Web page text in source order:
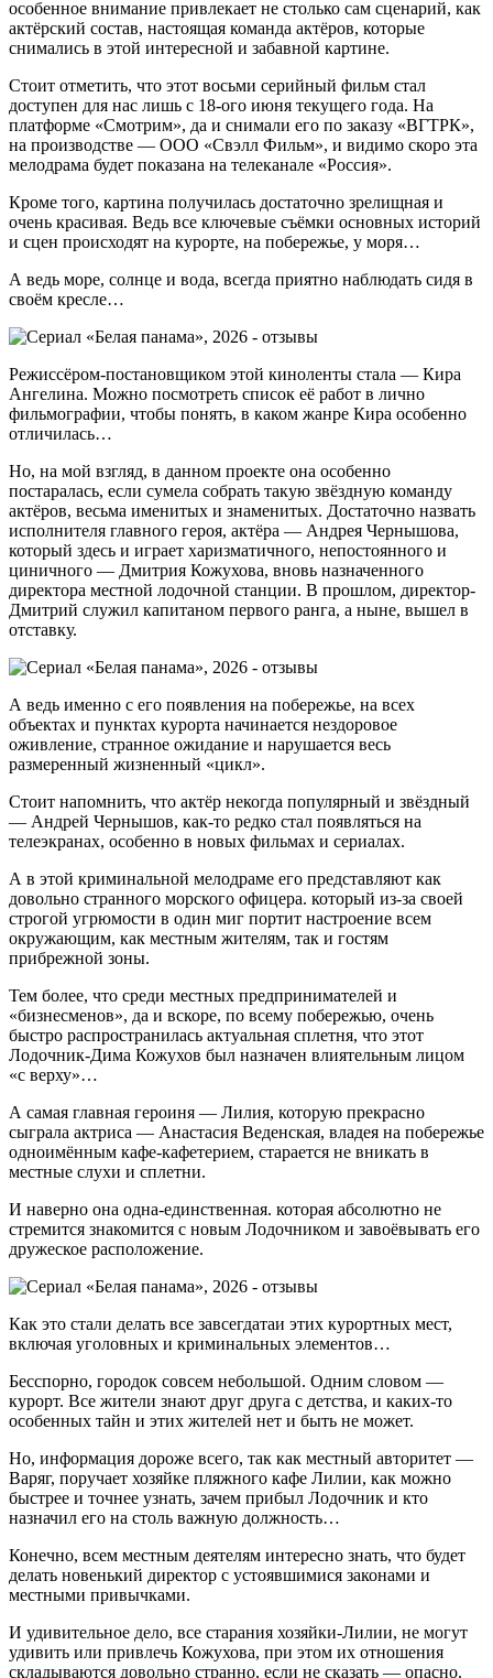
особенное внимание привлекает не столько сам сценарий, как
актёрский состав, настоящая команда актёров, которые
снимались в этой интересной и забавной картине.
Стоит отметить, что этот восьми серийный фильм стал
доступен для нас лишь с 18-ого июня текущего года. На
платформе «Смотрим», да и снимали его по заказу «ВГТРК»,
на производстве — ООО «Свэлл Фильм», и видимо скоро эта
мелодрама будет показана на телеканале «Россия».
Кроме того, картина получилась достаточно зрелищная и
очень красивая. Ведь все ключевые съёмки основных историй
и сцен происходят на курорте, на побережье, у моря…
А ведь море, солнце и вода, всегда приятно наблюдать сидя в
своём кресле…
Режиссёром-постановщиком этой киноленты стала — Кира
Ангелина. Можно посмотреть список её работ в лично
фильмографии, чтобы понять, в каком жанре Кира особенно
отличилась…
Но, на мой взгляд, в данном проекте она особенно
постаралась, если сумела собрать такую звёздную команду
актёров, весьма именитых и знаменитых. Достаточно назвать
исполнителя главного героя, актёра — Андрея Чернышова,
который здесь и играет харизматичного, непостоянного и
циничного — Дмитрия Кожухова, вновь назначенного
директора местной лодочной станции. В прошлом, директор-
Дмитрий служил капитаном первого ранга, а ныне, вышел в
отставку.
А ведь именно с его появления на побережье, на всех
объектах и пунктах курорта начинается нездоровое
оживление, странное ожидание и нарушается весь
размеренный жизненный «цикл».
Стоит напомнить, что актёр некогда популярный и звёздный
— Андрей Чернышов, как-то редко стал появляться на
телеэкранах, особенно в новых фильмах и сериалах.
А в этой криминальной мелодраме его представляют как
довольно странного морского офицера. который из-за своей
строгой угрюмости в один миг портит настроение всем
окружающим, как местным жителям, так и гостям
прибрежной зоны.
Тем более, что среди местных предпринимателей и
«бизнесменов», да и вскоре, по всему побережью, очень
быстро распространилась актуальная сплетня, что этот
Лодочник-Дима Кожухов был назначен влиятельным лицом
«с верху»…
А самая главная героиня — Лилия, которую прекрасно
сыграла актриса — Анастасия Веденская, владея на побережье
одноимённым кафе-кафетерием, старается не вникать в
местные слухи и сплетни.
И наверно она одна-единственная. которая абсолютно не
стремится знакомится с новым Лодочником и завоёвывать его
дружеское расположение.
Как это стали делать все завсегдатаи этих курортных мест,
включая уголовных и криминальных элементов…
Бесспорно, городок совсем небольшой. Одним словом —
курорт. Все жители знают друг друга с детства, и каких-то
особенных тайн и этих жителей нет и быть не может.
Но, информация дороже всего, так как местный авторитет —
Варяг, поручает хозяйке пляжного кафе Лилии, как можно
быстрее и точнее узнать, зачем прибыл Лодочник и кто
назначил его на столь важную должность…
Конечно, всем местным деятелям интересно знать, что будет
делать новенький директор с устоявшимися законами и
местными привычками.
И удивительное дело, все старания хозяйки-Лилии, не могут
удивить или привлечь Кожухова, при этом их отношения
складываются довольно странно, если не сказать — опасно.